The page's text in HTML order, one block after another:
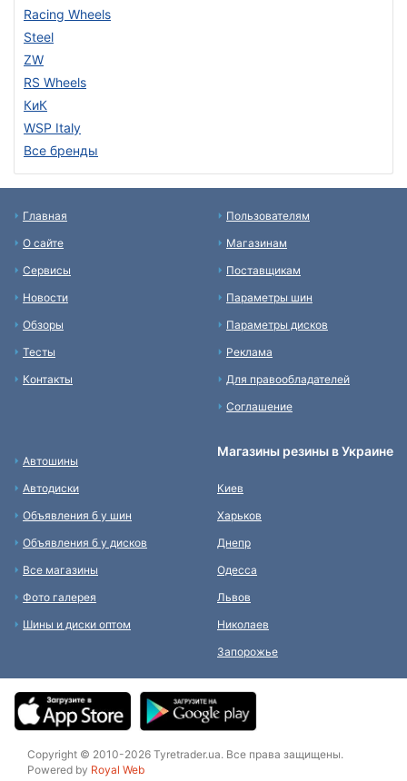
Racing Wheels
Steel
ZW
RS Wheels
КиК
WSP Italy
Все бренды
Главная
О сайте
Сервисы
Новости
Обзоры
Тесты
Контакты
Пользователям
Магазинам
Поставщикам
Параметры шин
Параметры дисков
Реклама
Для правообладателей
Соглашение
Автошины
Автодиски
Объявления б у шин
Объявления б у дисков
Все магазины
Фото галерея
Шины и диски оптом
Магазины резины в Украине
Киев
Харьков
Днепр
Одесса
Львов
Николаев
Запорожье
Copyright © 2010-2026 Tyretrader.ua. Все права защищены.
Powered by Royal Web